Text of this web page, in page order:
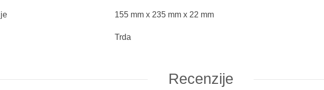
155 mm x 235 mm x 22 mm
Trda
Recenzije